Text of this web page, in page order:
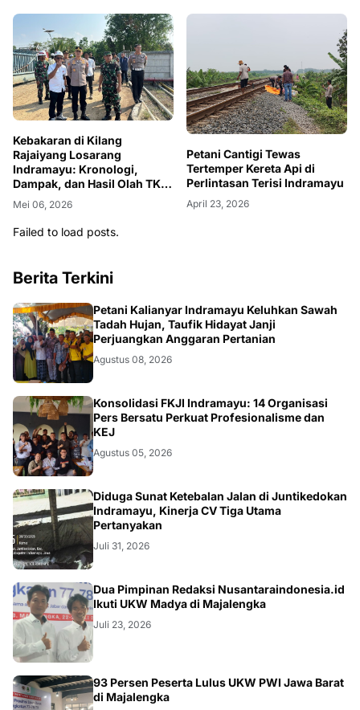
Kebakaran di Kilang
Rajaiyang Losarang
Indramayu: Kronologi,
Dampak, dan Hasil Olah TKP
Awal
Mei 06, 2026
Petani Cantigi Tewas
Tertemper Kereta Api di
Perlintasan Terisi Indramayu
April 23, 2026
Failed to load posts.
Berita Terkini
Petani Kalianyar Indramayu Keluhkan Sawah
Tadah Hujan, Taufik Hidayat Janji
Perjuangkan Anggaran Pertanian
Agustus 08, 2026
Konsolidasi FKJI Indramayu: 14 Organisasi
Pers Bersatu Perkuat Profesionalisme dan
KEJ
Agustus 05, 2026
KRIMINAL
Diduga Sunat Ketebalan Jalan di Juntikedokan
Indramayu, Kinerja CV Tiga Utama
Pertanyakan
Juli 31, 2026
Dua Pimpinan Redaksi Nusantaraindonesia.id
Ikuti UKW Madya di Majalengka
Juli 23, 2026
93 Persen Peserta Lulus UKW PWI Jawa Barat
di Majalengka